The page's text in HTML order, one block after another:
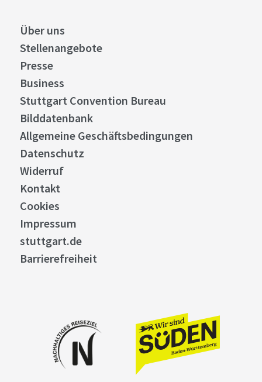
Über uns
Stellenangebote
Presse
Business
Stuttgart Convention Bureau
Bilddatenbank
Allgemeine Geschäftsbedingungen
Datenschutz
Widerruf
Kontakt
Cookies
Impressum
stuttgart.de
Barrierefreiheit